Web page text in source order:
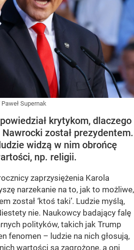
Paweł Supernak
krytykom, dlaczego
został prezydentem.
widzą w nim obrońcę
np. religii.
zaprzysiężenia Karola
narzekanie na to, jak to możliwe,
został ‘ktoś taki’. Ludzie myślą,
nie. Naukowcy badający falę
polityków, takich jak Trump
fenomen – ludzie na nich głosują,
wartości są zagrożone, a oni